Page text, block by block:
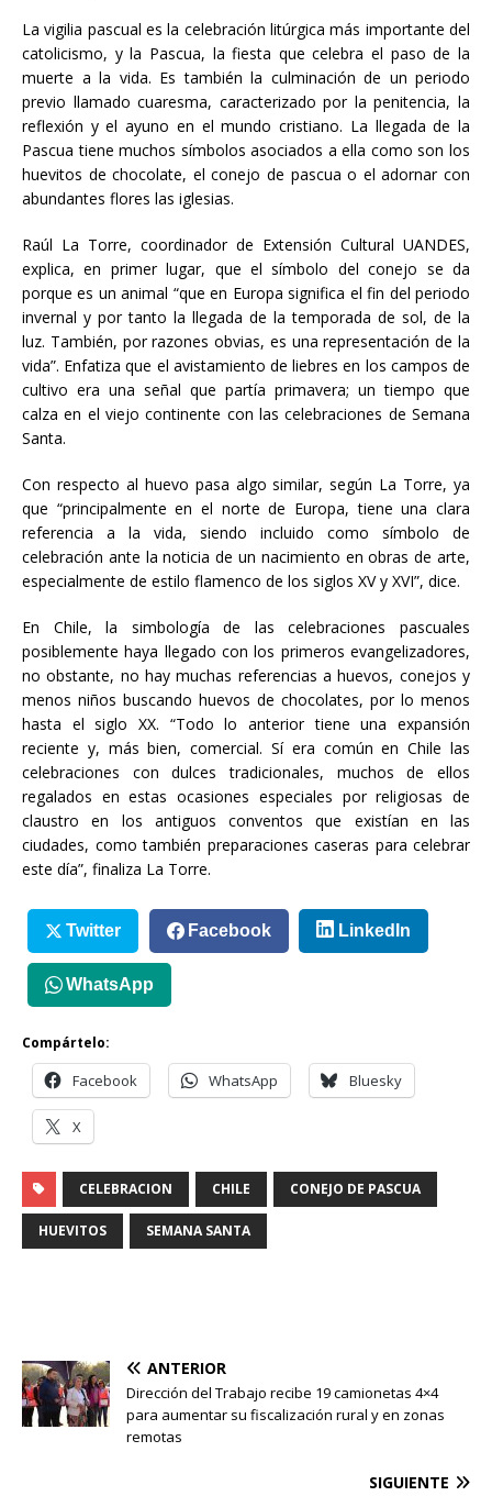
La vigilia pascual es la celebración litúrgica más importante del
catolicismo, y la Pascua, la fiesta que celebra el paso de la
muerte a la vida. Es también la culminación de un periodo
previo llamado cuaresma, caracterizado por la penitencia, la
reflexión y el ayuno en el mundo cristiano. La llegada de la
Pascua tiene muchos símbolos asociados a ella como son los
huevitos de chocolate, el conejo de pascua o el adornar con
abundantes flores las iglesias.
Raúl La Torre, coordinador de Extensión Cultural UANDES,
explica, en primer lugar, que el símbolo del conejo se da
porque es un animal “que en Europa significa el fin del periodo
invernal y por tanto la llegada de la temporada de sol, de la
luz. También, por razones obvias, es una representación de la
vida”. Enfatiza que el avistamiento de liebres en los campos de
cultivo era una señal que partía primavera; un tiempo que
calza en el viejo continente con las celebraciones de Semana
Santa.
Con respecto al huevo pasa algo similar, según La Torre, ya
que “principalmente en el norte de Europa, tiene una clara
referencia a la vida, siendo incluido como símbolo de
celebración ante la noticia de un nacimiento en obras de arte,
especialmente de estilo flamenco de los siglos XV y XVI”, dice.
En Chile, la simbología de las celebraciones pascuales
posiblemente haya llegado con los primeros evangelizadores,
no obstante, no hay muchas referencias a huevos, conejos y
menos niños buscando huevos de chocolates, por lo menos
hasta el siglo XX. “Todo lo anterior tiene una expansión
reciente y, más bien, comercial. Sí era común en Chile las
celebraciones con dulces tradicionales, muchos de ellos
regalados en estas ocasiones especiales por religiosas de
claustro en los antiguos conventos que existían en las
ciudades, como también preparaciones caseras para celebrar
este día”, finaliza La Torre.
Twitter Facebook LinkedIn
WhatsApp
Compártelo:
Facebook WhatsApp Bluesky
X
CELEBRACION CHILE CONEJO DE PASCUA
HUEVITOS SEMANA SANTA
ANTERIOR
Dirección del Trabajo recibe 19 camionetas 4×4
para aumentar su fiscalización rural y en zonas
remotas
SIGUIENTE